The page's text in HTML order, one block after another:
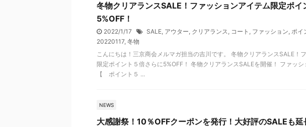
冬物クリアランスSALE！ファッションアイテム限定ポイ
5%OFF！
2022/1/17 SALE, アウター, クリアランス, コート , ファッション, ポイ
20220117, 冬物
こんにちは！三京商会メルマガ担当の吉川です。 冬物クリアランスSALE！
限定ポイント５倍さらに5%OFF！ 冬物クリアランスSALEを開催！ ファッ
【 ポイント５ ...
NEWS
大感謝祭！10％OFFクーポンを発行！大好評のSALEも延